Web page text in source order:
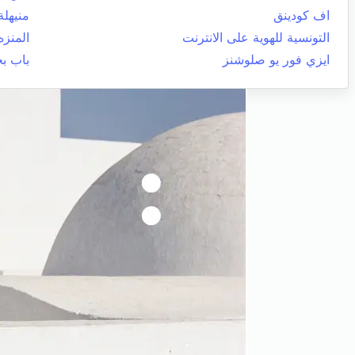
اف كودينق
التونسية للهوية على الانترنت
ايزي فور يو صلوشنز
باب